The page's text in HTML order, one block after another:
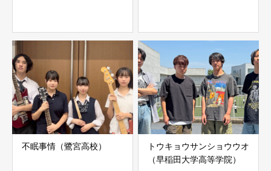
不眠事情（鷺宮高校）
トウキョウサンショウウオ
（早稲田大学高等学院）